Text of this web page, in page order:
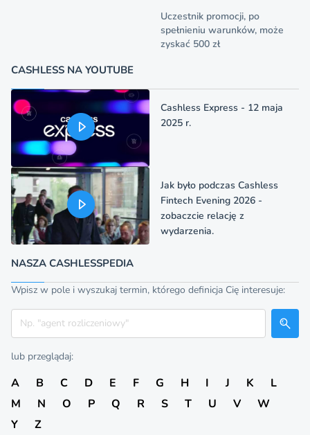
Uczestnik promocji, po
spełnieniu warunków, może
zyskać 500 zł
CASHLESS NA YOUTUBE
Cashless Express - 12 maja
2025 r.
Jak było podczas Cashless
Fintech Evening 2026 -
zobaczcie relację z
wydarzenia.
NASZA CASHLESSPEDIA
Wpisz w pole i wyszukaj termin, którego definicja Cię interesuje:
Szukaj
lub przeglądaj:
A B C D E F G H I J K
L
M
N O P Q R S T U V
W
Y
Z